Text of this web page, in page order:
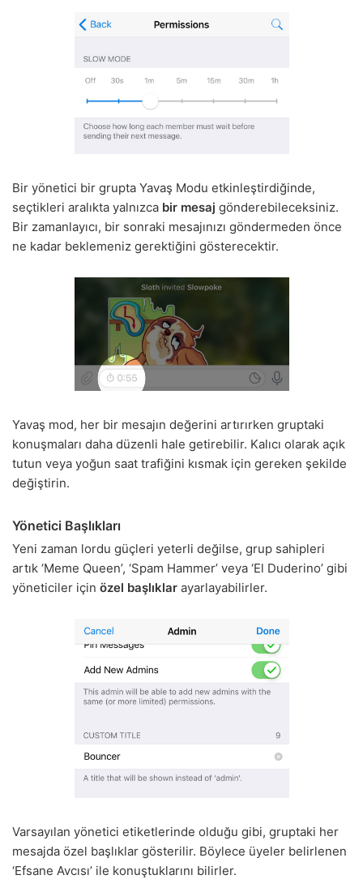
Bir yönetici bir grupta Yavaş Modu etkinleştirdiğinde,
seçtikleri aralıkta yalnızca bir mesaj gönderebileceksiniz.
Bir zamanlayıcı, bir sonraki mesajınızı göndermeden önce
ne kadar beklemeniz gerektiğini gösterecektir.
Yavaş mod, her bir mesajın değerini artırırken gruptaki
konuşmaları daha düzenli hale getirebilir. Kalıcı olarak açık
tutun veya yoğun saat trafiğini kısmak için gereken şekilde
değiştirin.
Yönetici Başlıkları
Yeni zaman lordu güçleri yeterli değilse, grup sahipleri
artık ‘Meme Queen’, ‘Spam Hammer’ veya ‘El Duderino’ gibi
yöneticiler için özel başlıklar ayarlayabilirler.
Varsayılan yönetici etiketlerinde olduğu gibi, gruptaki her
mesajda özel başlıklar gösterilir. Böylece üyeler belirlenen
‘Efsane Avcısı’ ile konuştuklarını bilirler.